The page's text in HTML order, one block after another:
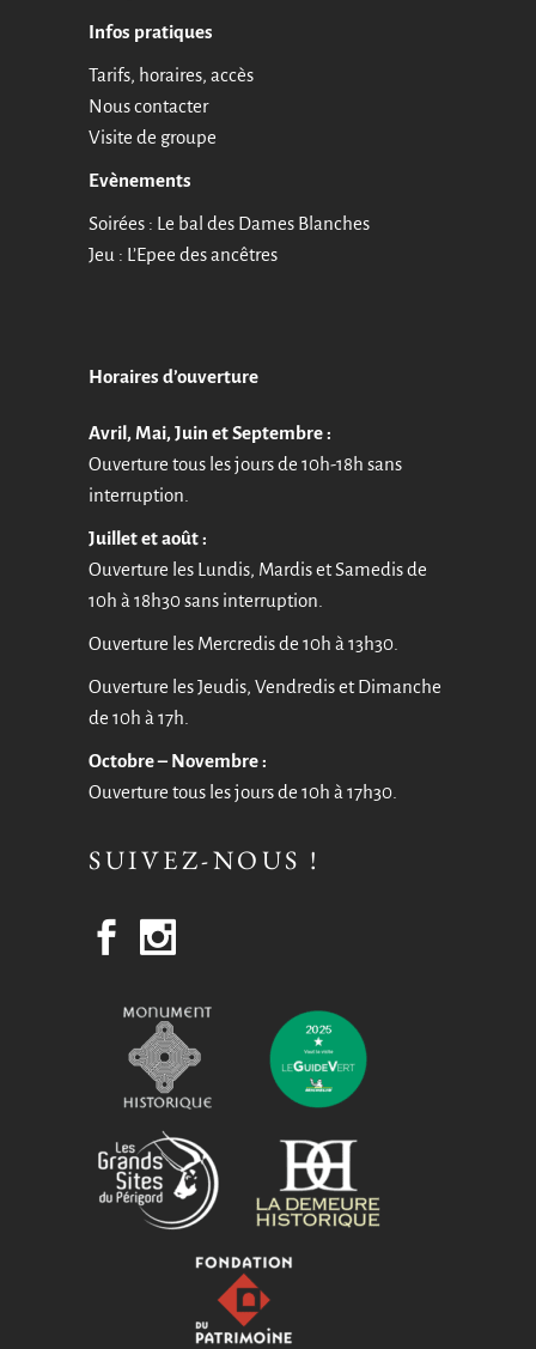
Infos pratiques
Tarifs, horaires, accès
Nous contacter
Visite de groupe
Evènements
Soirées : Le bal des Dames Blanches
Jeu : L’Epee des ancêtres
Horaires d’ouverture
Avril, Mai, Juin et Septembre :
Ouverture tous les jours de 10h-18h sans
interruption.
Juillet et août :
Ouverture les Lundis, Mardis et Samedis de
10h à 18h30 sans interruption.
Ouverture les Mercredis de 10h à 13h30.
Ouverture les Jeudis, Vendredis et Dimanche
de 10h à 17h.
Octobre – Novembre :
Ouverture tous les jours de 10h à 17h30.
SUIVEZ-NOUS !